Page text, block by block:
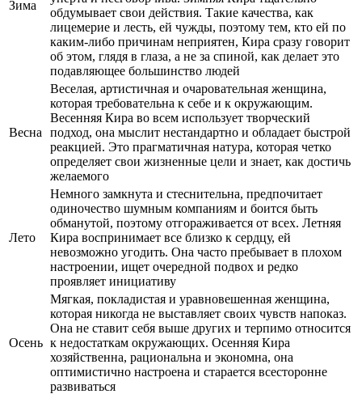
Зима
обдумывает свои действия. Такие качества, как
лицемерие и лесть, ей чужды, поэтому тем, кто ей по
каким-либо причинам неприятен, Кира сразу говорит
об этом, глядя в глаза, а не за спиной, как делает это
подавляющее большинство людей
Весна
Веселая, артистичная и очаровательная женщина,
которая требовательна к себе и к окружающим.
Весенняя Кира во всем использует творческий
подход, она мыслит нестандартно и обладает быстрой
реакцией. Это прагматичная натура, которая четко
определяет свои жизненные цели и знает, как достичь
желаемого
Лето
Немного замкнута и стеснительна, предпочитает
одиночество шумным компаниям и боится быть
обманутой, поэтому отгораживается от всех. Летняя
Кира воспринимает все близко к сердцу, ей
невозможно угодить. Она часто пребывает в плохом
настроении, ищет очередной подвох и редко
проявляет инициативу
Осень
Мягкая, покладистая и уравновешенная женщина,
которая никогда не выставляет своих чувств напоказ.
Она не ставит себя выше других и терпимо относится
к недостаткам окружающих. Осенняя Кира
хозяйственна, рациональна и экономна, она
оптимистично настроена и старается всесторонне
развиваться